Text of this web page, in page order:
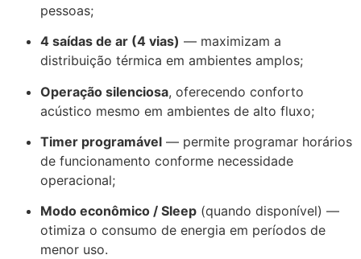
pessoas;
4 saídas de ar (4 vias) — maximizam a
distribuição térmica em ambientes amplos;
Operação silenciosa, oferecendo conforto
acústico mesmo em ambientes de alto fluxo;
Timer programável — permite programar horários
de funcionamento conforme necessidade
operacional;
Modo econômico / Sleep (quando disponível) —
otimiza o consumo de energia em períodos de
menor uso.